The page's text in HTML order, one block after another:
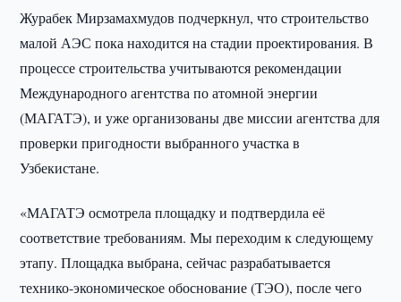
Журабек Мирзамахмудов подчеркнул, что строительство
малой АЭС пока находится на стадии проектирования. В
процессе строительства учитываются рекомендации
Международного агентства по атомной энергии
(МАГАТЭ), и уже организованы две миссии агентства для
проверки пригодности выбранного участка в
Узбекистане.
«МАГАТЭ осмотрела площадку и подтвердила её
соответствие требованиям. Мы переходим к следующему
этапу. Площадка выбрана, сейчас разрабатывается
технико-экономическое обоснование (ТЭО), после чего